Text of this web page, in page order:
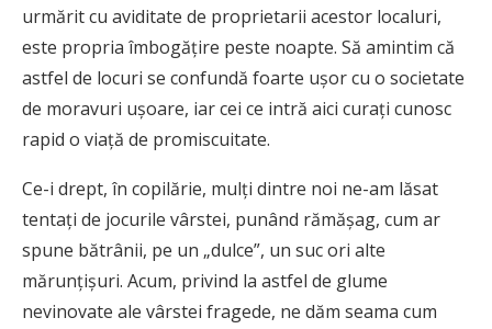
urmărit cu aviditate de proprietarii acestor localuri,
este propria îmbogățire peste noapte. Să amintim că
astfel de locuri se confundă foarte ușor cu o societate
de moravuri ușoare, iar cei ce intră aici curați cunosc
rapid o viață de promiscuitate.
Ce-i drept, în copilărie, mulţi dintre noi ne-am lăsat
tentați de jocurile vârstei, punând rămășag, cum ar
spune bătrânii, pe un „dulce”, un suc ori alte
mărunțișuri. Acum, privind la astfel de glume
nevinovate ale vârstei fragede, ne dăm seama cum